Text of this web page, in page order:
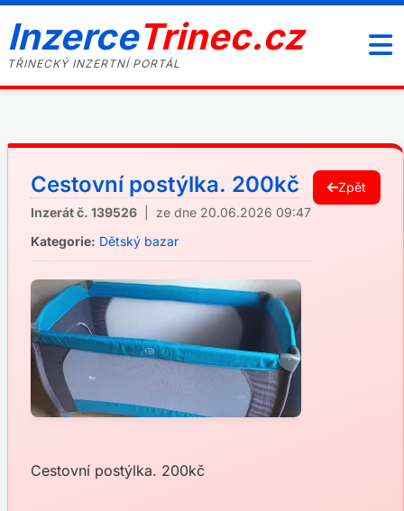
InzerceTrinec.cz
TŘINECKÝ INZERTNÍ PORTÁL
Cestovní postýlka. 200kč
Inzerát č. 139526 | ze dne 20.06.2026 09:47
Kategorie: Dětský bazar
Zpět
Cestovní postýlka. 200kč